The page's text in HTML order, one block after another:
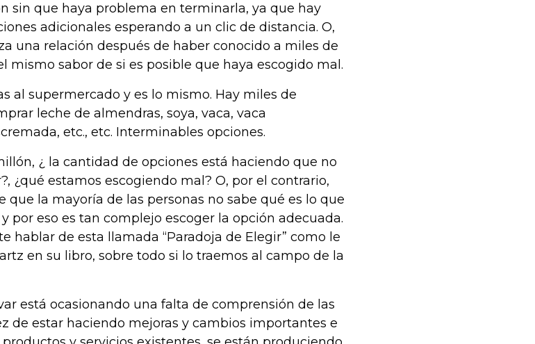
sin que haya problema en terminarla, ya que hay
adicionales esperando a un clic de distancia. O,
una relación después de haber conocido a miles de
mismo sabor de si es posible que haya escogido mal.
al supermercado y es lo mismo. Hay miles de
leche de almendras, soya, vaca, vaca
etc., etc. Interminables opciones.
¿ la cantidad de opciones está haciendo que no
¿qué estamos escogiendo mal? O, por el contrario,
que la mayoría de las personas no sabe qué es lo que
por eso es tan complejo escoger la opción adecuada.
hablar de esta llamada “Paradoja de Elegir” como le
en su libro, sobre todo si lo traemos al campo de la
está ocasionando una falta de comprensión de las
de estar haciendo mejoras y cambios importantes e